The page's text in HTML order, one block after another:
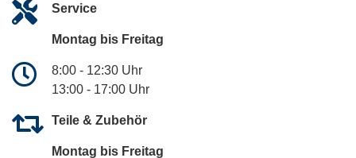
Service
Montag bis Freitag
8:00 - 12:30 Uhr
13:00 - 17:00 Uhr
Teile & Zubehör
Montag bis Freitag